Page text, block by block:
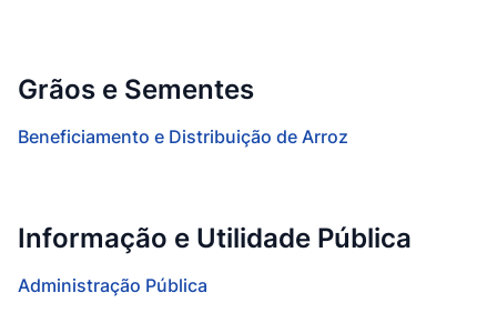
Grãos e Sementes
Beneficiamento e Distribuição de Arroz
Informação e Utilidade Pública
Administração Pública